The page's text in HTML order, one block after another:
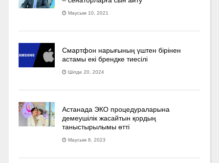
Маусым 10, 2021
Смартфон нарығының үштен бірінен
астамы екі брендке тиесілі
Шілде 20, 2024
Астанада ЭКО процедураларына
демеушілік жасайтын қордың
таныстырылымы өтті
Маусым 8, 2023